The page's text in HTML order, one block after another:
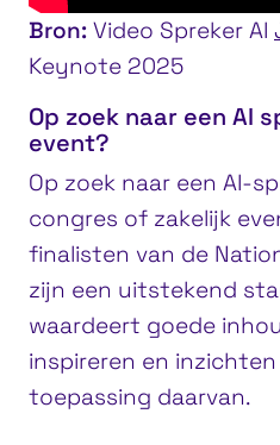
Bron: Video Spreker AI
Keynote 2025
Op zoek naar een AI
event?
Op zoek naar een AI-
congres of zakelijk
finalisten van de
zijn een uitstekend
waardeert goede
inspireren en
toepassing daarvan.